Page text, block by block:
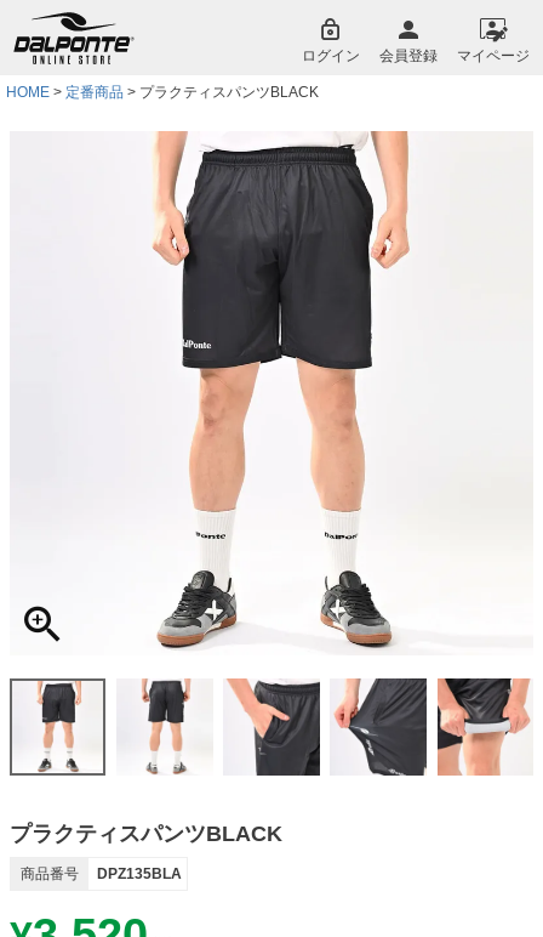
ログイン 会員登録 マイページ
HOME 定番商品 プラクティスパンツBLACK
プラクティスパンツBLACK
商品番号 DPZ135BLA
ジト
ップ